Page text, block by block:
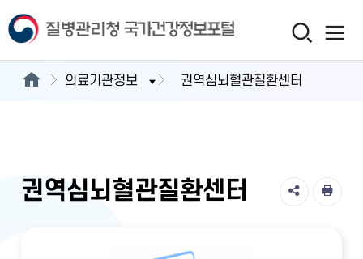
의료기관정보 권역심뇌혈관질환센터
권역심뇌혈관질환센터